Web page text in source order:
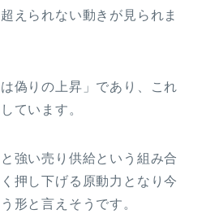
えられない動きが見られま
偽りの上昇」であり、これ
ています。
強い売り供給という組み合
押し下げる原動力となり今
形と言えそうです。